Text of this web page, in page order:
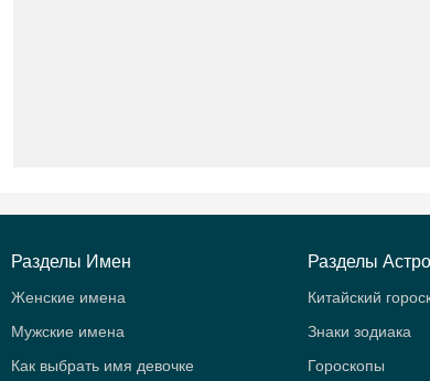
Разделы Имен
Женские имена
Мужские имена
Как выбрать имя девочке
Разделы
Китайский
Знаки зодиака
Гороскопы